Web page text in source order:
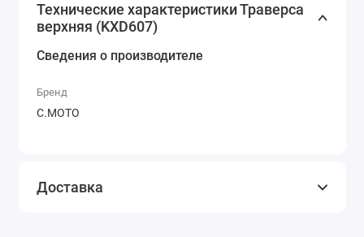
Технические характеристики Траверса
верхняя (KXD607)
Сведения о производителе
Бренд
С.МОТО
Доставка